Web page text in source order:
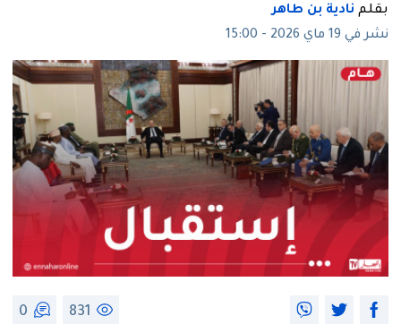
بقلم نادية بن طاهر
نشر في 19 ماي 2026 - 15:00
831
0